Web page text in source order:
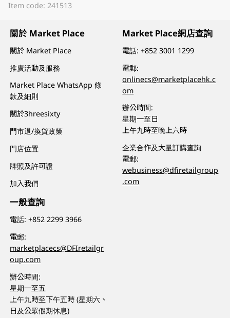
Item code: 241513
關於 Market Place
關於 Market Place
推廣活動及服務
Market Place WhatsApp 條
款及細則
關於3hreesixty
門市退/換貨政策
門店位置
牌照及許可證
加入我們
一般查詢
電話:+852 2299 3966
電郵:
marketplacecs@DFIretailgr
oup.com
辦公時間:
星期一至五
上午九時至下午五時 (星期六、
日及公眾假期休息)
Market Place網店查詢
電話:+852 3001 1299
電郵:
onlinecs@marketplacehk.c
om
辦公時間:
星期一至日
上午九時至晚上六時
企業合作及大量訂購查詢
電郵:
webusiness@dfiretailgroup
.com